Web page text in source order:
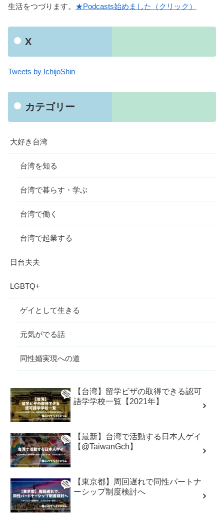
生活をつづります。 ★Podcasts始めました（クリック）
X
Tweets by IchijoShin
カテゴリー
大好き台湾
台湾を知る
台湾で暮らす・学ぶ
台湾で働く
台湾で起業する
日台夫夫
LGBTQ+
ゲイとして生きる
元気がでる話
同性婚実現への道
【台湾】留学ビザの取得できる認可
語学学校一覧【2021年】
【最新】台湾で活動する日本人ゲイ
【@TaiwanGch】
【東京都】周回遅れで同性パートナ
ーシップ制度検討へ